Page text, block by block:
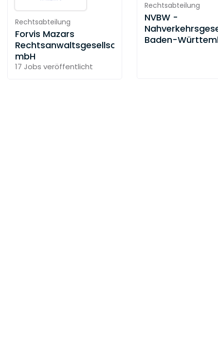
Rechtsabteilung
Forvis Mazars
Rechtsanwaltsgesellschaft
mbH
17 Jobs veröffentlicht
Rechtsabteilung
NVBW -
Baden-